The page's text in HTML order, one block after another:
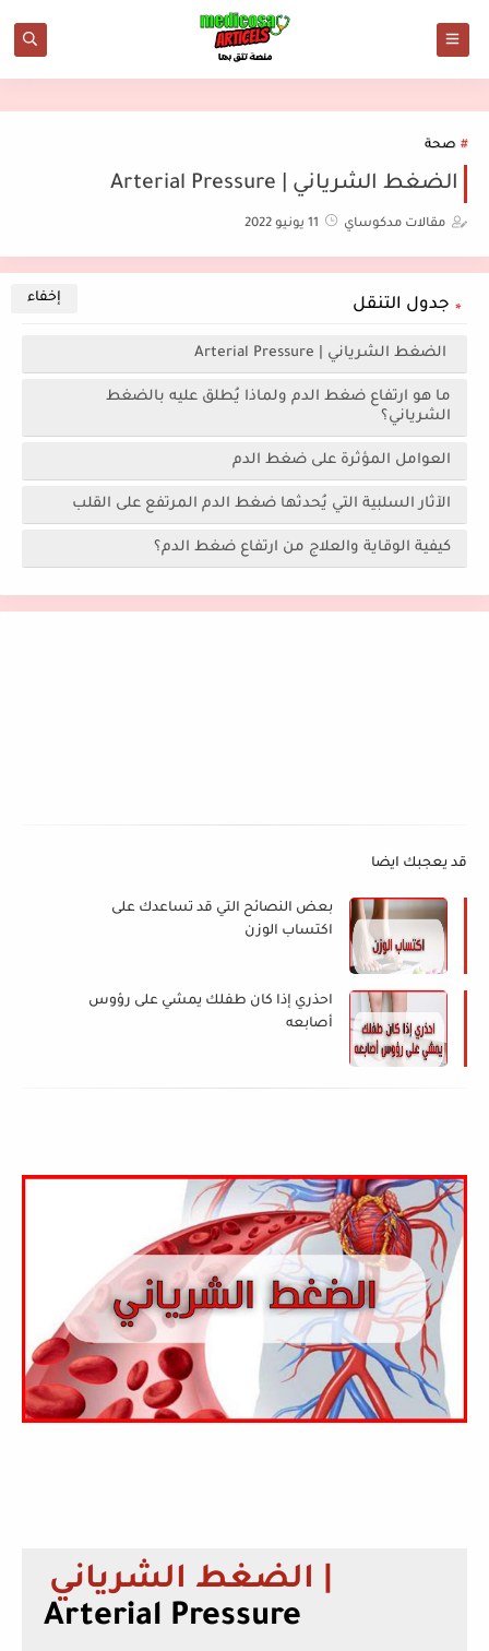
صحة
الضغط الشرياني | Arterial Pressure
مقالات مدكوساي 11 يونيو 2022
جدول التنقل
الضغط الشرياني | Arterial Pressure
ما هو ارتفاع ضغط الدم ولماذا يُطلق عليه بالضغط
الشرياني؟
العوامل المؤثرة على ضغط الدم
الآثار السلبية التي يُحدثها ضغط الدم المرتفع على القلب
كيفية الوقاية والعلاج من ارتفاع ضغط الدم؟
قد يعجبك ايضا
بعض النصائح التي قد تساعدك على
اكتساب الوزن
احذري إذا كان طفلك يمشي على رؤوس
أصابعه
Arterial Pressure